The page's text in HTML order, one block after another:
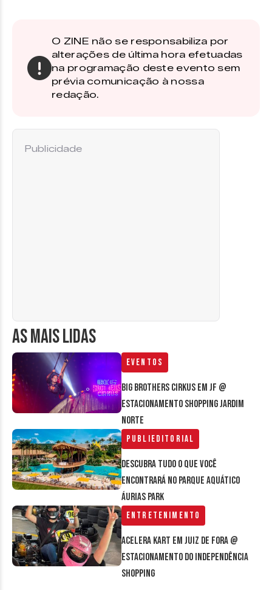
O ZINE não se responsabiliza por
alterações de última hora efetuadas
na programação deste evento sem
prévia comunicação à nossa
redação.
AS MAIS LIDAS
Eventos
Big Brothers Cirkus em JF @
estacionamento Shopping Jardim
Norte
Publieditorial
Descubra tudo o que você
encontrará no parque aquático
Áurias Park
Entretenimento
Acelera Kart em Juiz de Fora @
estacionamento do Independência
Shopping
Publicidade